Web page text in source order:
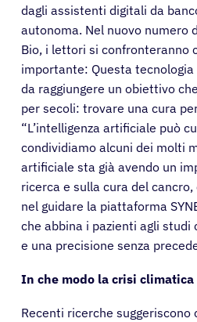
dagli assistenti digitali da
autonoma. Nel nuovo numero
Bio, i lettori si confronteranno
importante: Questa
da raggiungere un obiettivo
per secoli: trovare una cura
“L’intelligenza artificiale può
condividiamo alcuni dei molti
artificiale sta già avendo un
ricerca e sulla cura del
nel guidare la piattaforma
che abbina i pazienti agli studi
e una precisione senza
In che modo la crisi
Recenti ricerche